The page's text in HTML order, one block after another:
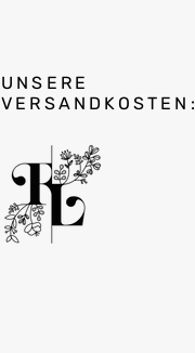
UNSERE
VERSANDKOSTEN: